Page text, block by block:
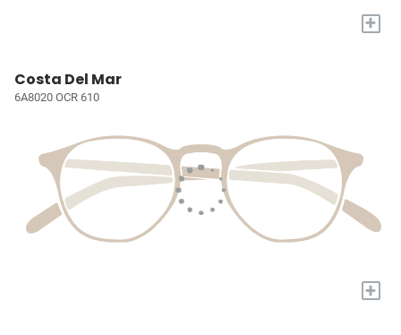
+
Costa Del Mar
6A8020 OCR 610
+